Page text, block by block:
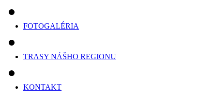
FOTOGALÉRIA
TRASY NÁŠHO REGIONU
KONTAKT